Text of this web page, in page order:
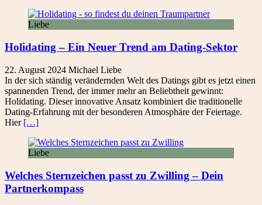
Liebe
Holidating – Ein Neuer Trend am Dating-Sektor
22. August 2024 Michael Liebe
In der sich ständig verändernden Welt des Datings gibt es jetzt einen
spannenden Trend, der immer mehr an Beliebtheit gewinnt:
Holidating. Dieser innovative Ansatz kombiniert die traditionelle
Dating-Erfahrung mit der besonderen Atmosphäre der Feiertage.
Hier […]
Liebe
Welches Sternzeichen passt zu Zwilling – Dein
Partner­kompass